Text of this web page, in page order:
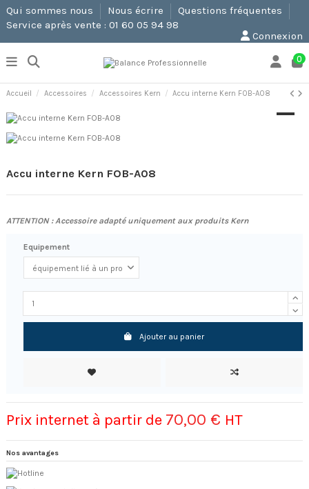
Qui sommes nous Nous écrire
Questions fréquentes
Service après vente : 01 60 05 94 98
Connexion
0
Accueil Accessoires Accessoires Kern Accu interne Kern FOB-A08
Accu interne Kern FOB-A08
ATTENTION : Accessoire adapté uniquement aux produits Kern
Equipement
Ajouter au panier
Prix internet à partir de 70,00 € HT
Nos avantages